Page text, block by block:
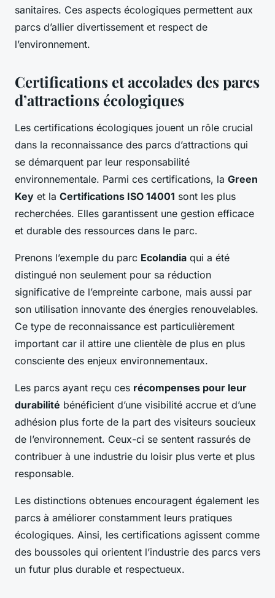
sanitaires. Ces aspects écologiques permettent aux
parcs d’allier divertissement et respect de
l’environnement.
Certifications et accolades des parcs
d’attractions écologiques
Les certifications écologiques jouent un rôle crucial
dans la reconnaissance des parcs d’attractions qui
se démarquent par leur responsabilité
environnementale. Parmi ces certifications, la Green
Key et la Certifications ISO 14001 sont les plus
recherchées. Elles garantissent une gestion efficace
et durable des ressources dans le parc.
Prenons l’exemple du parc Ecolandia qui a été
distingué non seulement pour sa réduction
significative de l’empreinte carbone, mais aussi par
son utilisation innovante des énergies renouvelables.
Ce type de reconnaissance est particulièrement
important car il attire une clientèle de plus en plus
consciente des enjeux environnementaux.
Les parcs ayant reçu ces récompenses pour leur
durabilité bénéficient d’une visibilité accrue et d’une
adhésion plus forte de la part des visiteurs soucieux
de l’environnement. Ceux-ci se sentent rassurés de
contribuer à une industrie du loisir plus verte et plus
responsable.
Les distinctions obtenues encouragent également les
parcs à améliorer constamment leurs pratiques
écologiques. Ainsi, les certifications agissent comme
des boussoles qui orientent l’industrie des parcs vers
un futur plus durable et respectueux.